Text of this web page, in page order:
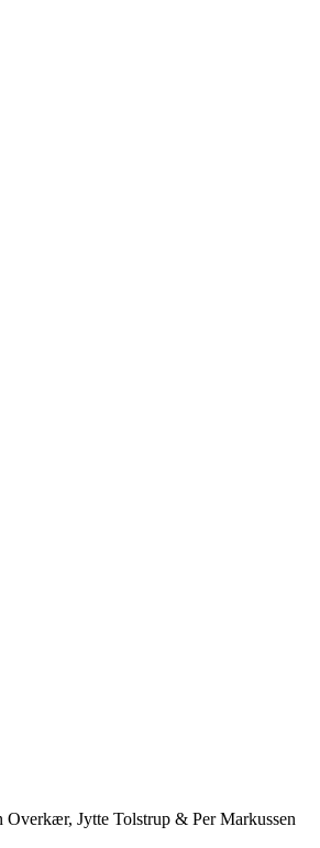
Overkær, Jytte Tolstrup & Per Markussen